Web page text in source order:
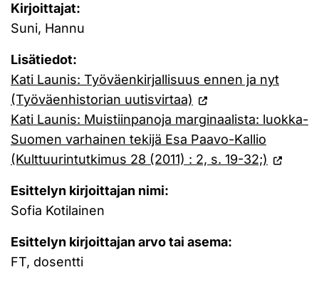
Kirjoittajat:
Suni, Hannu
Lisätiedot:
Kati Launis: Työväenkirjallisuus ennen ja nyt
(Työväenhistorian uutisvirtaa)
Kati Launis: Muistiinpanoja marginaalista: luokka-
Suomen varhainen tekijä Esa Paavo-Kallio
(Kulttuurintutkimus 28 (2011) : 2, s. 19-32;)
Esittelyn kirjoittajan nimi:
Sofia Kotilainen
Esittelyn kirjoittajan arvo tai asema:
FT, dosentti